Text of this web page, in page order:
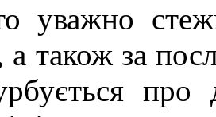
уважно
також за
про